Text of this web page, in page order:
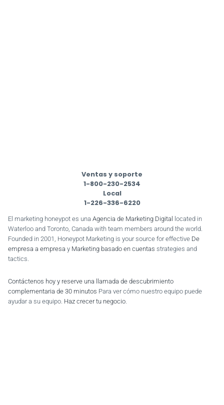
Ventas y soporte
1-800-230-2534
Local
1-226-336-6220
El marketing honeypot es una Agencia de Marketing Digital located in
Waterloo and Toronto, Canada with team members around the world.
Founded in 2001, Honeypot Marketing is your source for effective De
empresa a empresa y Marketing basado en cuentas strategies and
tactics.
Contáctenos hoy y reserve una llamada de descubrimiento
complementaria de 30 minutos Para ver cómo nuestro equipo puede
ayudar a su equipo. Haz crecer tu negocio.